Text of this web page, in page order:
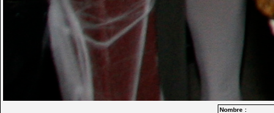
Nombre :